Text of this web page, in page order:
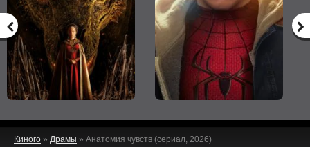
Киного » Драмы » Анатомия чувств (сериал, 2026)